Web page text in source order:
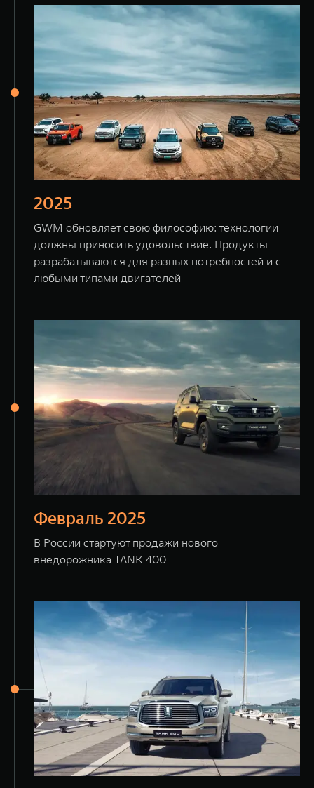
2025
GWM обновляет свою философию: технологии
должны приносить удовольствие. Продукты
разрабатываются для разных потребностей и с
любыми типами двигателей
Февраль 2025
В России стартуют продажи нового
внедорожника TANK 400